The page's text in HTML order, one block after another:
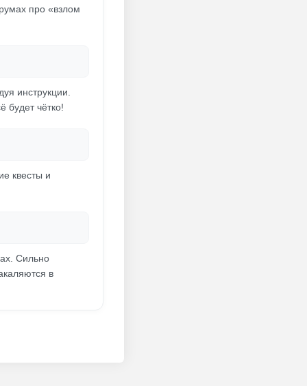
про «взлом
инструкции.
будет чётко!
квесты и
Сильно
в